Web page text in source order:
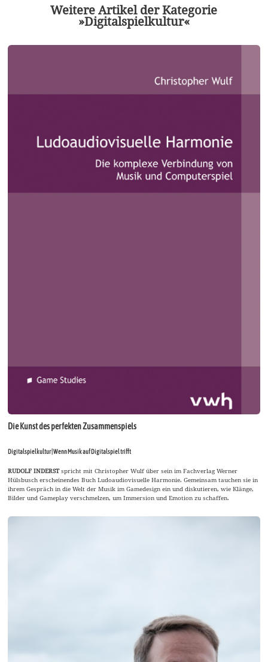
Weitere Artikel der Kategorie
»Digitalspielkultur«
Die Kunst des perfekten Zusammenspiels
Digitalspielkultur | Wenn Musik auf Digitalspiel trifft
RUDOLF INDERSTspricht mit Christopher Wulf über sein im Fachverlag Werner
Hülsbusch erscheinendes Buch Ludoaudiovisuelle Harmonie. Gemeinsam tauchen sie in
ihrem Gespräch in die Welt der Musik im Gamedesign ein und diskutieren, wie Klänge,
Bilder und Gameplay verschmelzen, um Immersion und Emotion zu schaffen.